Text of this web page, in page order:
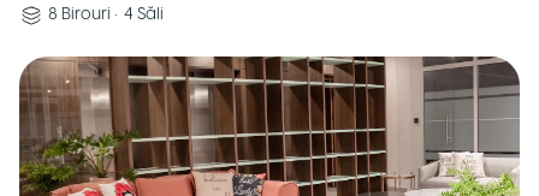
8 Birouri • 4 Săli